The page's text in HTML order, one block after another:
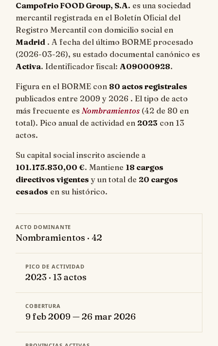
Campofrio FOOD Group, S.A. es una sociedad
mercantil registrada en el Boletín Oficial del
Registro Mercantil con domicilio social en
Madrid . A fecha del último BORME procesado
(2026-03-26), su estado documental canónico es
Activa. Identificador fiscal: A09000928.
Figura en el BORME con 80 actos registrales
publicados entre 2009 y 2026 . El tipo de acto
más frecuente es Nombramientos (42 de 80 en
total). Pico anual de actividad en 2023 con 13
actos.
Su capital social inscrito asciende a
101.175.830,00 €. Mantiene 18 cargos
directivos vigentes y un total de 20 cargos
cesados en su histórico.
ACTO DOMINANTE
Nombramientos · 42
PICO DE ACTIVIDAD
2023 · 13 actos
COBERTURA
9 feb 2009 — 26 mar 2026